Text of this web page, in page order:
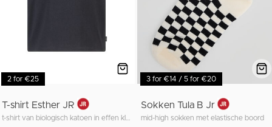
2 for €25
T-shirt Esther JR
3 for €14 / 5 for €20
Sokken Tula B Jr
mid-high sokken met elastische boord